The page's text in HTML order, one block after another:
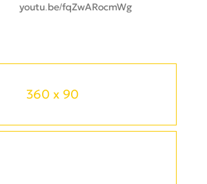
360 x 90
youtu.be/fqZwARocmWg